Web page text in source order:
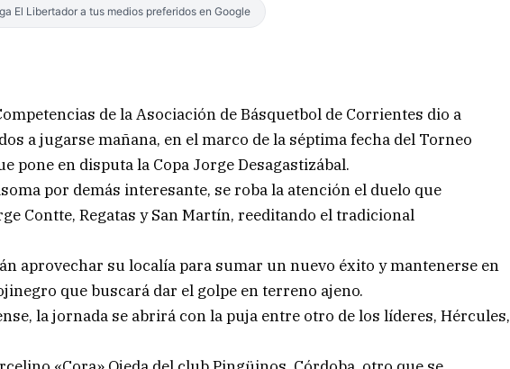
El Libertador a tus medios preferidos en Google
de la Asociación de Básquetbol de Corrientes dio a
a jugarse mañana, en el marco de la séptima fecha del Torneo
pone en disputa la Copa Jorge Desagastizábal.
por demás interesante, se roba la atención el duelo que
Contte, Regatas y San Martín, reeditando el tradicional
aprovechar su localía para sumar un nuevo éxito y mantenerse en
que buscará dar el golpe en terreno ajeno.
la jornada se abrirá con la puja entre otro de los líderes, Hércules,